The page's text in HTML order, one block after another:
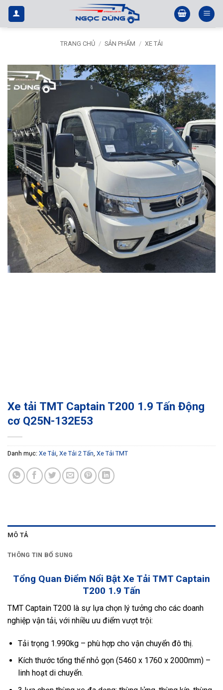
Bỏ
qua
nội
TRANG CHỦ / SẢN PHẨM / XE TẢI
Xe tải TMT Captain T200 1.9 Tấn Động
cơ Q25N-132E53
Danh mục: Xe Tải, Xe Tải 2 Tấn, Xe Tải TMT
MÔ TẢ
THÔNG TIN BỔ SUNG
Tổng Quan Điểm Nổi Bật Xe Tải TMT Captain
T200 1.9 Tấn
TMT Captain T200 là sự lựa chọn lý tưởng cho các doanh
nghiệp vận tải, với nhiều ưu điểm vượt trội:
Tải trọng 1.990kg – phù hợp cho vận chuyển đô thị.
Kích thước tổng thể nhỏ gọn (5460 x 1760 x 2000mm) –
linh hoạt di chuyển.